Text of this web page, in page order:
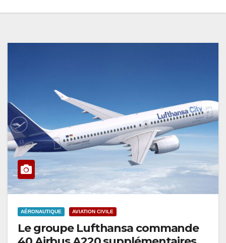
AÉRONAUTIQUE AVIATION CIVILE
Le groupe Lufthansa commande